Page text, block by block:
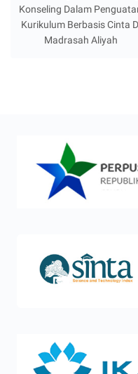
Konseling Dalam
Kurikulum Berbasis Cinta
Madrasah Aliyah